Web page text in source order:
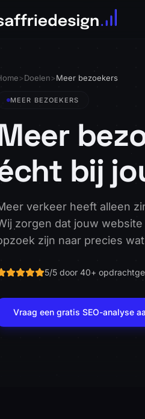
>Doelen>Meer bezoekers
MEER BEZOEKERS
bij
verkeer heeft alleen
zorgen dat jouw
zijn naar precies
5/5 door 40+
Vraag een gratis SEO-analyse